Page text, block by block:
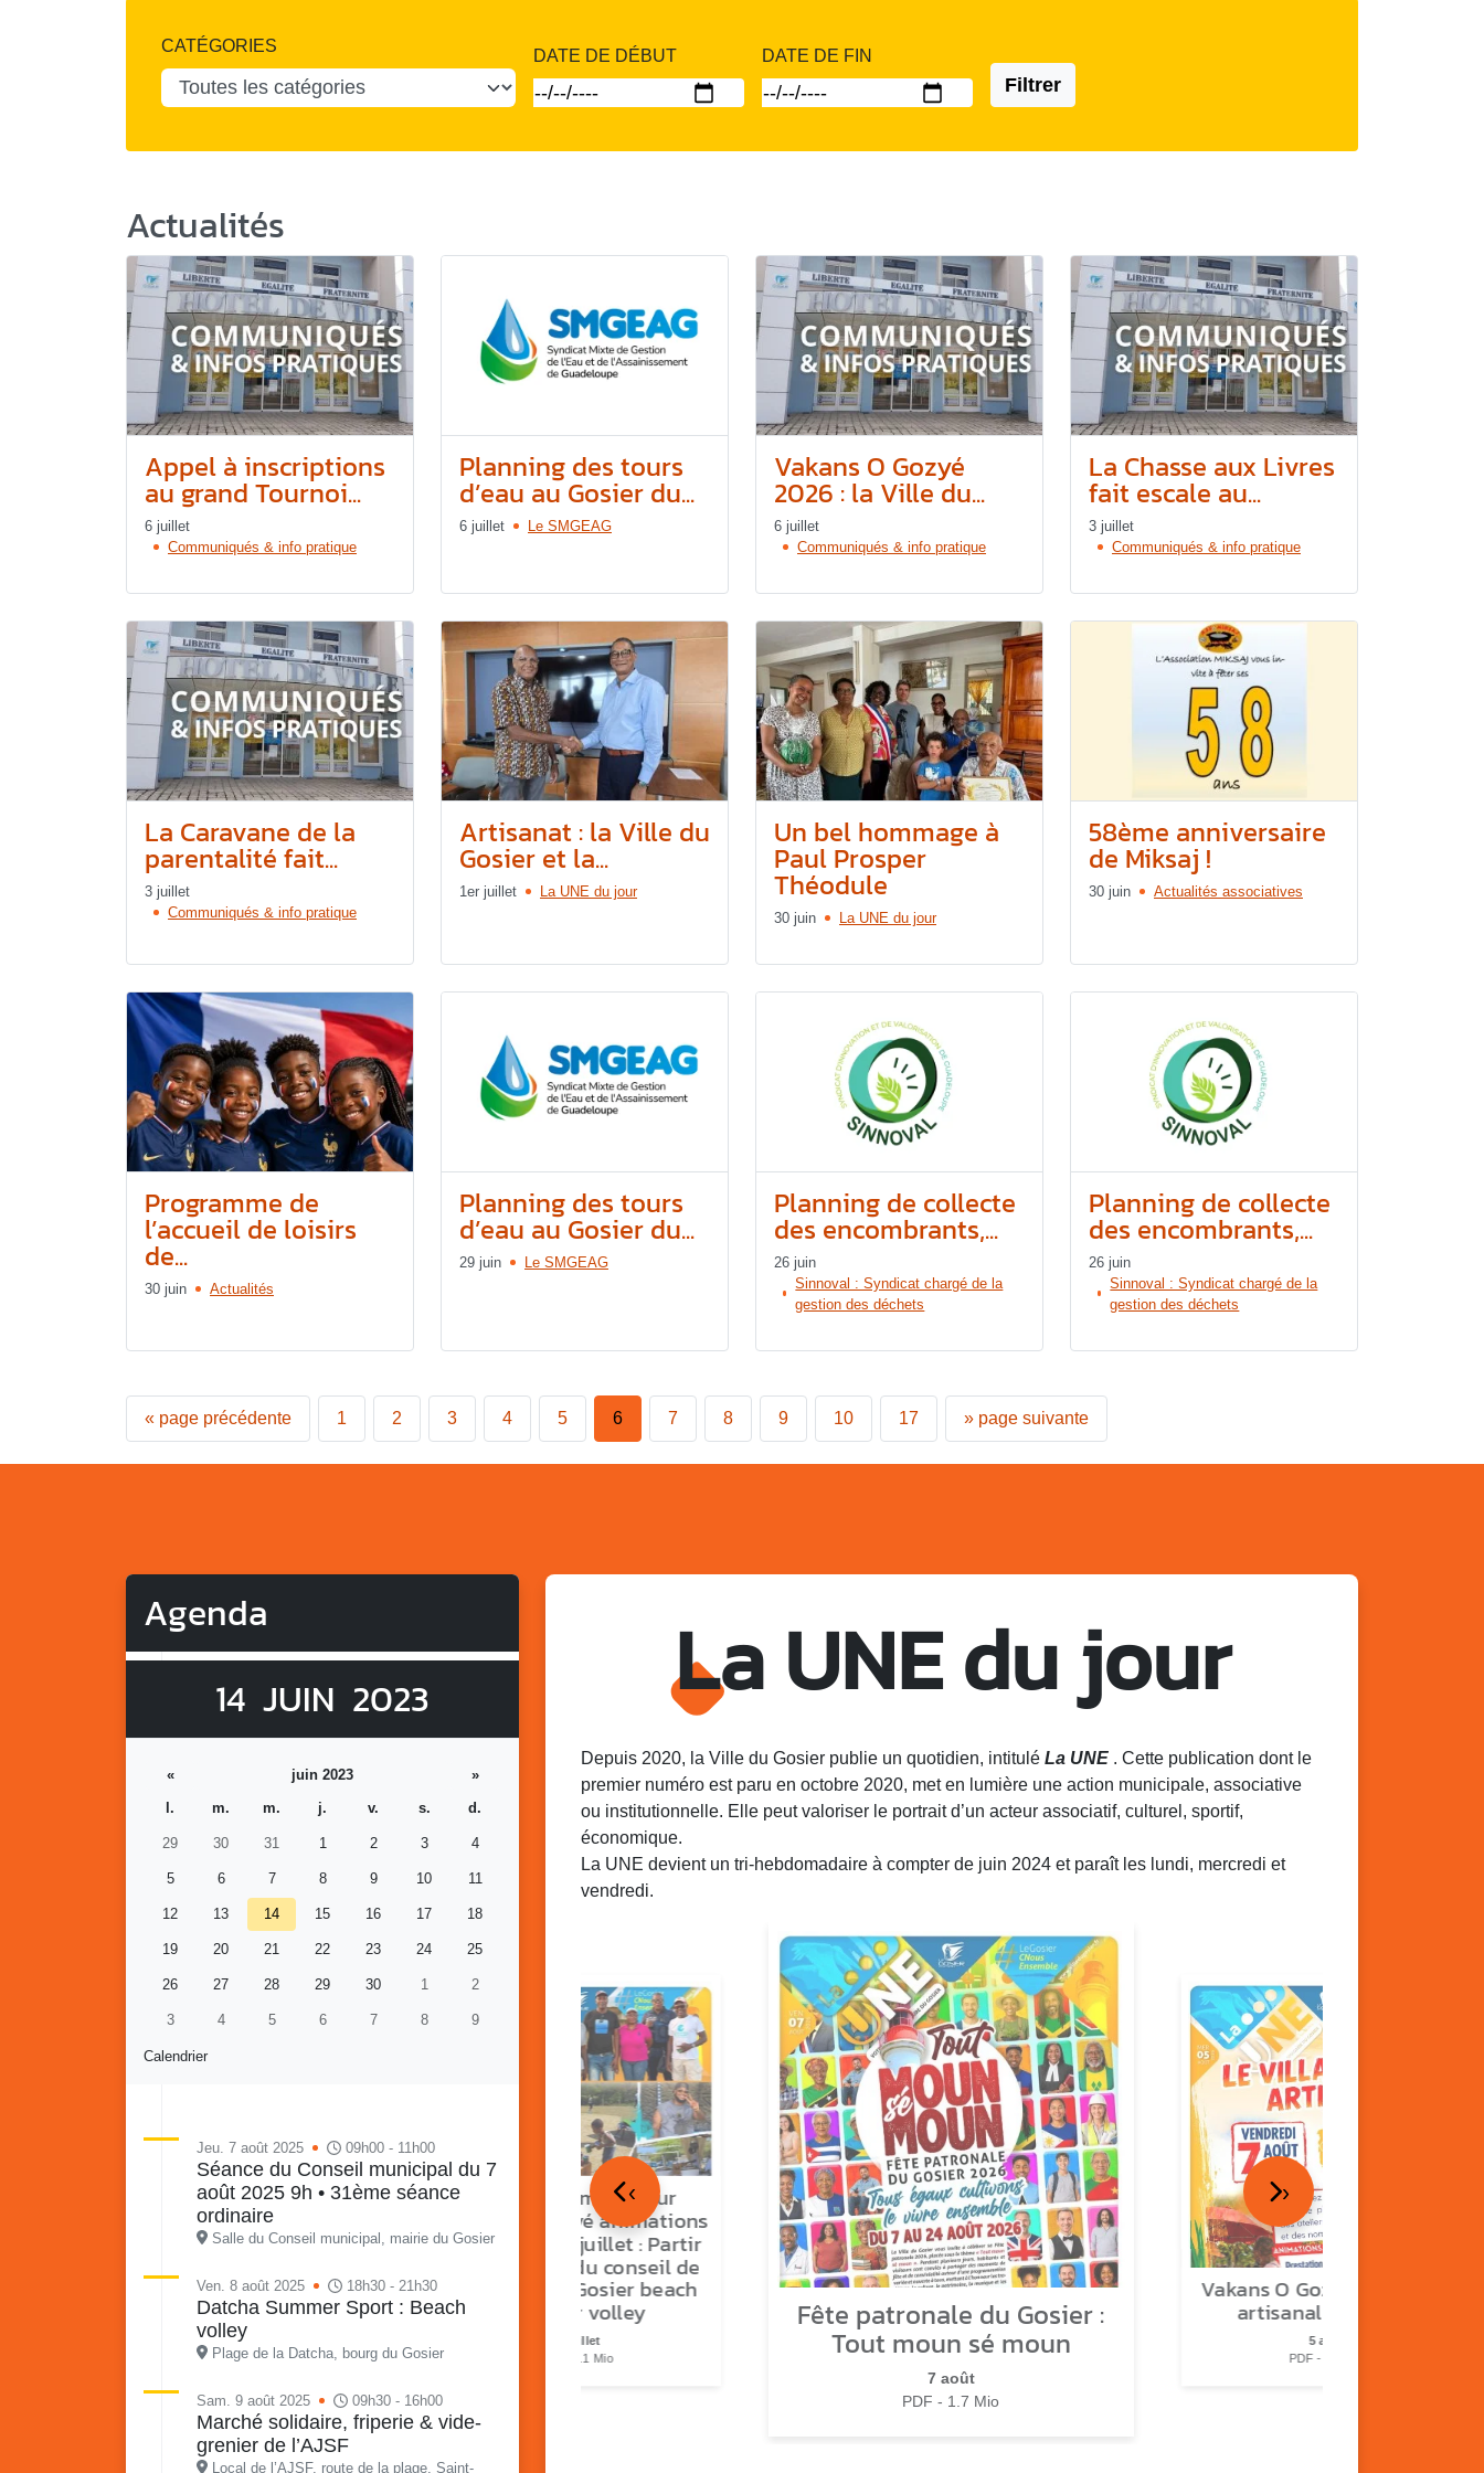
CATÉGORIES
DATE DE DÉBUT DATE DE FIN
Filtrer
Actualités
Appel à inscriptions
au grand Tournoi...
6 juillet
Communiqués & info pratique
Planning des tours
d’eau au Gosier du...
6 juillet Le SMGEAG
Vakans O Gozyé
2026 : la Ville du...
6 juillet
Communiqués & info pratique
La Chasse aux Livres
fait escale au...
3 juillet
Communiqués & info pratique
La Caravane de la
parentalité fait...
3 juillet
Communiqués & info pratique
Artisanat : la Ville du
Gosier et la...
1er juillet La UNE du jour
Un bel hommage à
Paul Prosper
Théodule
30 juin La UNE du jour
58ème anniversaire
de Miksaj !
30 juin Actualités associatives
Programme de
l’accueil de loisirs
de...
30 juin Actualités
Planning des tours
d’eau au Gosier du...
29 juin Le SMGEAG
Planning de collecte
des encombrants,...
26 juin
Sinnoval : Syndicat chargé de la
gestion des déchets
Planning de collecte
des encombrants,...
26 juin
Sinnoval : Syndicat chargé de la
gestion des déchets
« page précédente 1 2 3 4 5 6 7 8 9 10 17 » page suivante
Agenda
14 JUIN 2023
Calendrier
« juin 2023
»
l.
m. m. j. v. s. d.
29 30 31 1 2 3 4
5 6 7 8 9 10 11
12 13 14 15 16 17 18
19 20 21 22 23 24 25
26 27 28 29 30 1 2
3 4 5 6 7 8 9
Jeu. 7 août 2025 09h00 - 11h00
Séance du Conseil municipal du 7
août 2025 9h • 31ème séance
ordinaire
Salle du Conseil municipal, mairie du Gosier
Ven. 8 août 2025 18h30 - 21h30
Datcha Summer Sport : Beach
volley
Plage de la Datcha, bourg du Gosier
Sam. 9 août 2025 09h30 - 16h00
Marché solidaire, friperie & vide-
grenier de l’AJSF
Local de l’AJSF, route de la plage, Saint-
La UNE du jour
Depuis 2020, la Ville du Gosier publie un quotidien, intitulé La UNE . Cette publication dont le
premier numéro est paru en octobre 2020, met en lumière une action municipale, associative
ou institutionnelle. Elle peut valoriser le portrait d’un acteur associatif, culturel, sportif,
économique.
La UNE devient un tri-hebdomadaire à compter de juin 2024 et paraît les lundi, mercredi et
vendredi.
Vakans o Gozyé : Gosier
Lanta
24 juillet
PDF - 1.6 Mio
Retour en images sur
Vakans O Gozyé animations
du samedi 18 juillet : Partir
en livre, fête du conseil de
quartier n°3, Gosier beach
summer volley
23 juillet
PDF - 5.1 Mio
Fête patronale du Gosier :
Tout moun sé moun
7 août
PDF - 1.7 Mio
Vakans O Gozyé : le village
artisanal du Gosier
5 août
PDF - 1.2 Mio
‹ ›